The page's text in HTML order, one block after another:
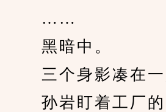
……
黑暗中。
三个身影凑在一
孙岩盯着工厂的